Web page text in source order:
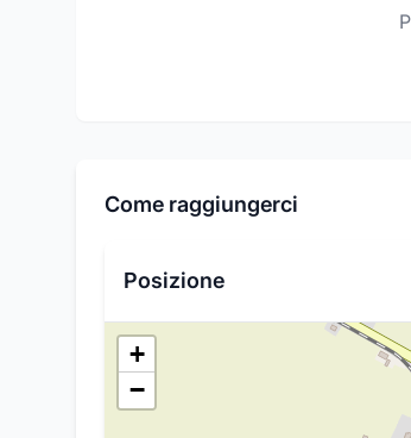
Come raggiungerci
Posizione
+
−